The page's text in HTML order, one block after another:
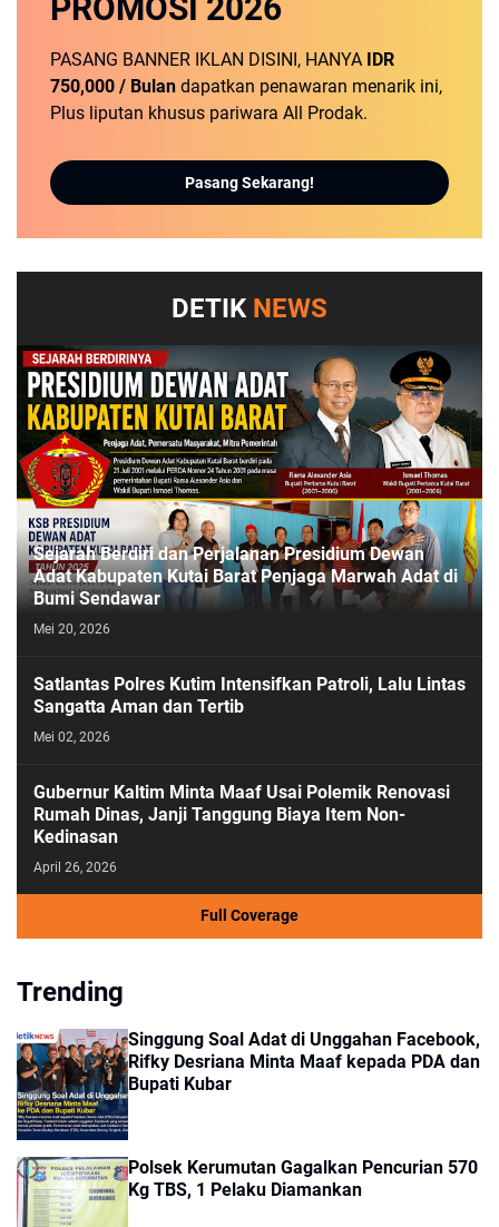
PROMOSI 2026
PASANG BANNER IKLAN DISINI, HANYA IDR
750,000 / Bulan dapatkan penawaran menarik ini,
Plus liputan khusus pariwara All Prodak.
Pasang Sekarang!
DETIK NEWS
Sejarah Berdiri dan Perjalanan Presidium Dewan
Adat Kabupaten Kutai Barat Penjaga Marwah Adat di
Bumi Sendawar
Mei 20, 2026
Satlantas Polres Kutim Intensifkan Patroli, Lalu Lintas
Sangatta Aman dan Tertib
Mei 02, 2026
Gubernur Kaltim Minta Maaf Usai Polemik Renovasi
Rumah Dinas, Janji Tanggung Biaya Item Non-
Kedinasan
April 26, 2026
Full Coverage
Trending
Singgung Soal Adat di Unggahan Facebook,
Rifky Desriana Minta Maaf kepada PDA dan
Bupati Kubar
Polsek Kerumutan Gagalkan Pencurian 570
Kg TBS, 1 Pelaku Diamankan